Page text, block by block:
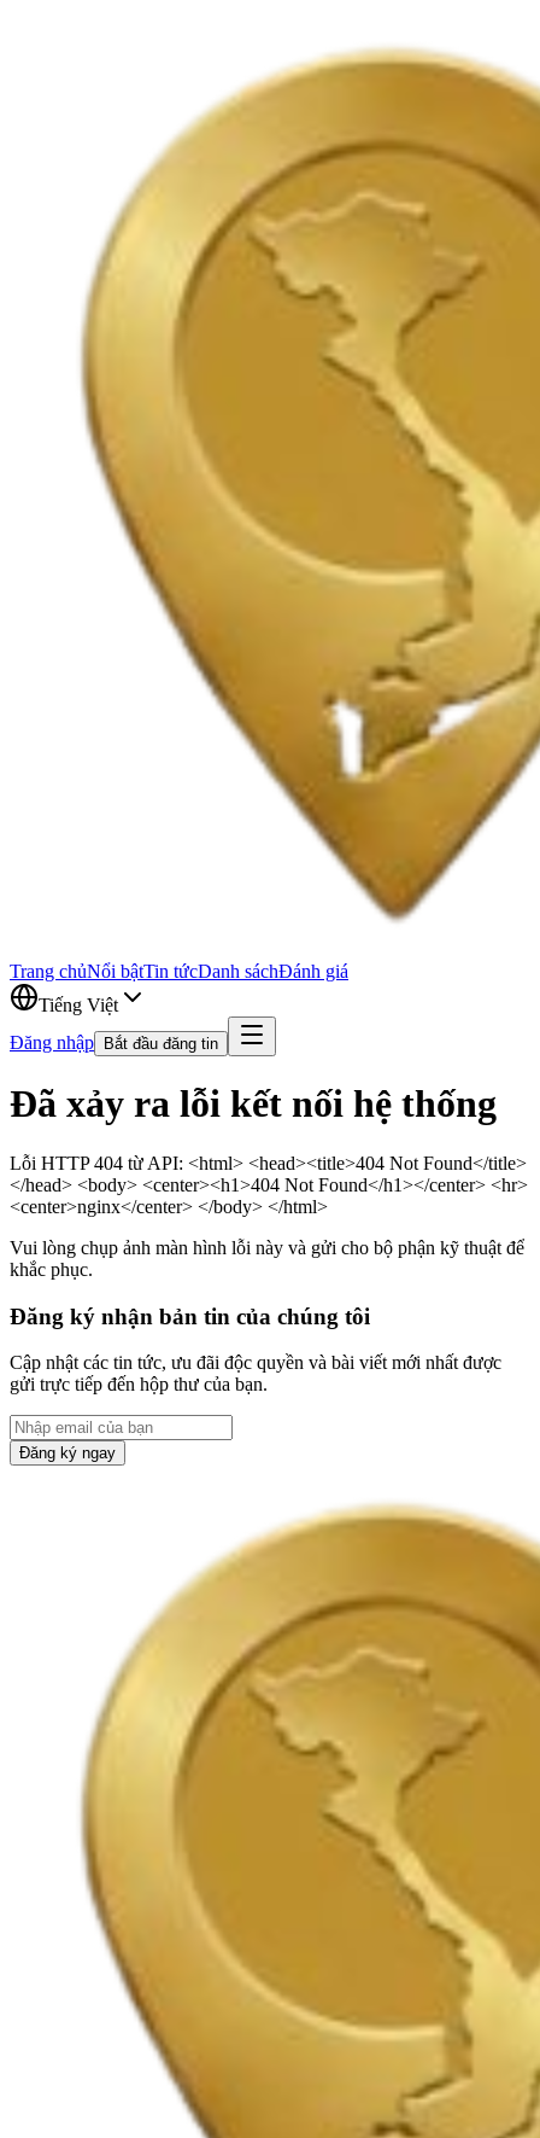
Trang chủNổi bậtTin tứcDanh sáchĐánh giá
Tiếng Việt
Đăng nhập
Bắt đầu đăng tin
Đã xảy ra lỗi kết nối hệ thống
Lỗi HTTP 404 từ API: <html> <head><title>404 Not Found</title>
</head> <body> <center><h1>404 Not Found</h1></center> <hr>
<center>nginx</center> </body> </html>
Vui lòng chụp ảnh màn hình lỗi này và gửi cho bộ phận kỹ thuật để
khắc phục.
Đăng ký nhận bản tin của chúng tôi
Cập nhật các tin tức, ưu đãi độc quyền và bài viết mới nhất được
gửi trực tiếp đến hộp thư của bạn.
Đăng ký ngay